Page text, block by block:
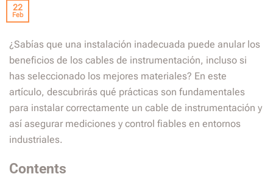
22
Feb
¿Sabías que una instalación inadecuada puede anular los
beneficios de los cables de instrumentación, incluso si
has seleccionado los mejores materiales? En este
artículo, descubrirás qué prácticas son fundamentales
para instalar correctamente un cable de instrumentación y
así asegurar mediciones y control fiables en entornos
industriales.
Contents